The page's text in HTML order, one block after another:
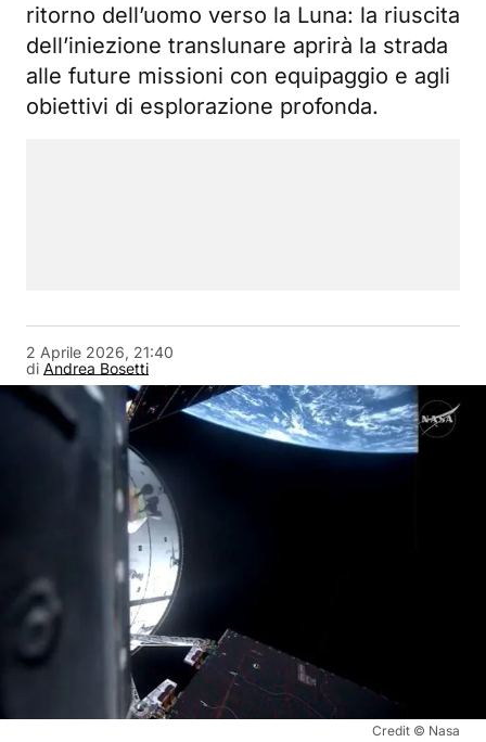
ritorno dell’uomo verso la Luna: la riuscita
dell’iniezione translunare aprirà la strada
alle future missioni con equipaggio e agli
obiettivi di esplorazione profonda.
di Andrea Bosetti
2 Aprile 2026, 21:40
Credit © Nasa